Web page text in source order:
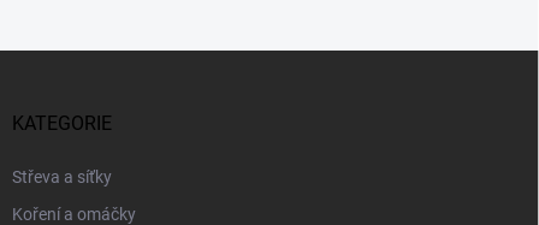
KATEGORIE
Střeva a síťky
Koření a omáčky